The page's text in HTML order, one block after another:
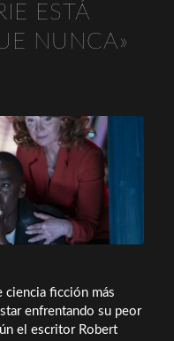
ESTÁ
NUNCA»
ciencia ficción más
enfrentando su peor
el escritor Robert